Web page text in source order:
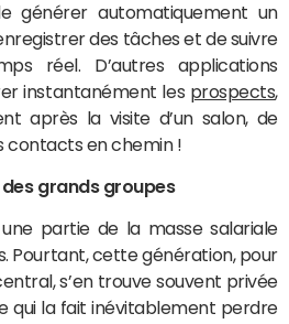
générer automatiquement un
des tâches et de suivre
réel. D’autres applications
instantanément les prospects,
après la visite d’un salon, de
contacts en chemin !
des grands groupes
partie de la masse salariale
Pourtant, cette génération, pour
s’en trouve souvent privée
qui la fait inévitablement perdre